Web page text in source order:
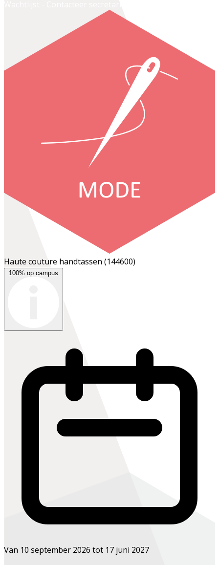
Haute couture handtassen (144600)
100% op campus
Van 10 september 2026 tot 17 juni 2027